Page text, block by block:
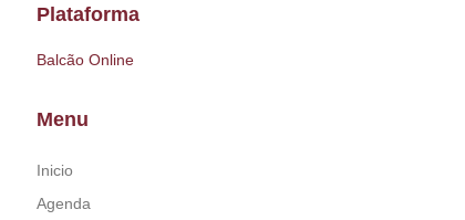
Plataforma
Balcão Online
Menu
Inicio
Agenda